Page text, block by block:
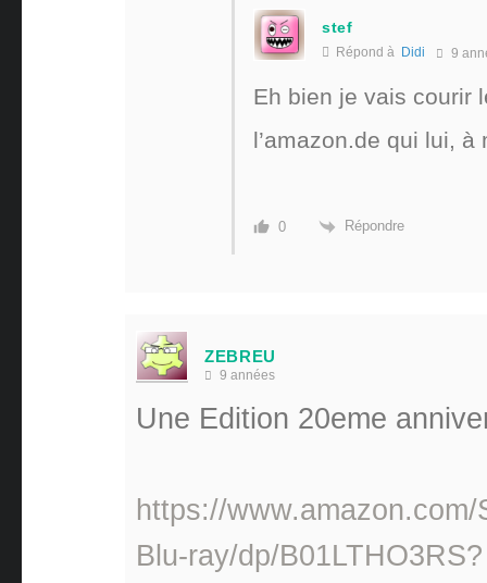
stef
Répond à Didi 9
Eh bien je vais courir
l’amazon.de qui lui,
0 Répondre
ZEBREU
9 années
Une Edition 20eme
https://
Blu-ray/dp/B01LTHO3RS?